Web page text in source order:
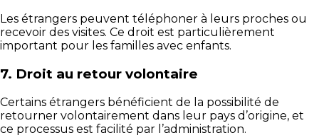
Les étrangers peuvent téléphoner à leurs proches ou
recevoir des visites. Ce droit est particulièrement
important pour les familles avec enfants.
7. Droit au retour volontaire
Certains étrangers bénéficient de la possibilité de
retourner volontairement dans leur pays d’origine, et
ce processus est facilité par l’administration.